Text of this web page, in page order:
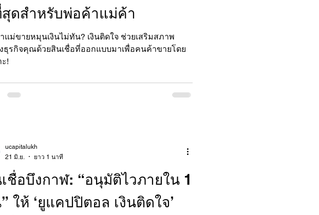
ดสำหรับพ่อค้าแม่ค้า
ขายหมุนเงินไม่ทัน? เงินติดใจ ช่วยเสริมสภาพ
ธุรกิจคุณด้วยสินเชื่อที่ออกแบบมาเพื่อคนค้าขายโดย
ะ!
ชื่อบึงกาฬ: “อนุมัติไวภายใน 1
ให้ ‘ยูแคปปิตอล เงินติดใจ’
ucapitalukh
21 มิ.ย.
ยาว 1 นาที